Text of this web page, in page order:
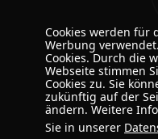
Cookies werden für
Werbung
Cookies. Durch die
Webseite stimmen
Cookies zu. Sie
zukünftig auf der
ändern. Weitere
Sie in unserer